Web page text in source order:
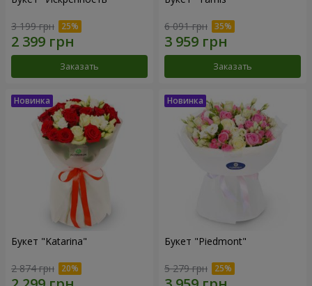
3 199 грн
Заказать
6 091 грн
Заказать
Букет "Katarina"
2 874 грн
Букет "Piedmont"
5 279 грн